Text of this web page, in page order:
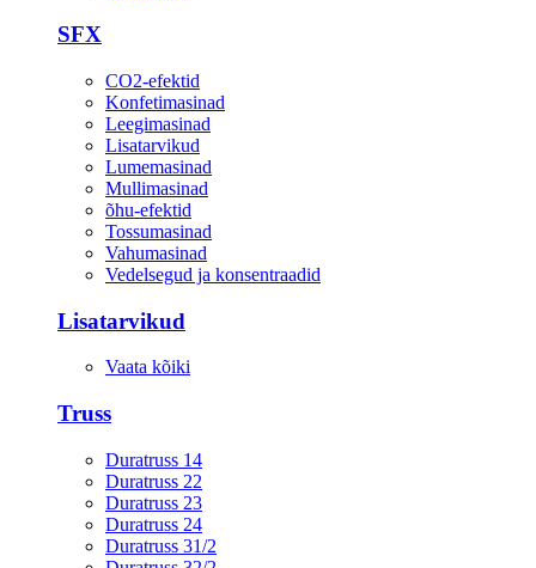
SFX
CO2-efektid
Konfetimasinad
Leegimasinad
Lisatarvikud
Lumemasinad
Mullimasinad
õhu-efektid
Tossumasinad
Vahumasinad
Vedelsegud ja konsentraadid
Lisatarvikud
Vaata kõiki
Truss
Duratruss 14
Duratruss 22
Duratruss 23
Duratruss 24
Duratruss 31/2